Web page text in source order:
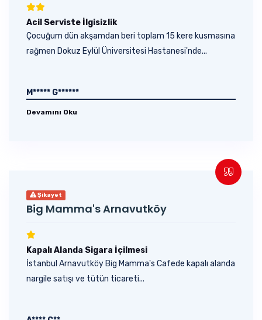
Acil Serviste İlgisizlik
Çocuğum dün akşamdan beri toplam 15 kere kusmasına
rağmen Dokuz Eylül Üniversitesi Hastanesi'nde...
M***** G******
Devamını Oku
Şikayet
Big Mamma's Arnavutköy
Kapalı Alanda Sigara İçilmesi
İstanbul Arnavutköy Big Mamma's Cafede kapalı alanda
nargile satışı ve tütün ticareti...